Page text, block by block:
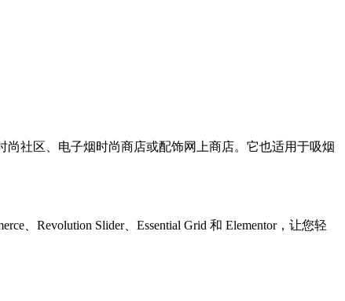
尚社区、电子烟时尚商店或配饰网上商店。它也适用于吸烟
、Revolution Slider、Essential Grid 和 Elementor，让您轻